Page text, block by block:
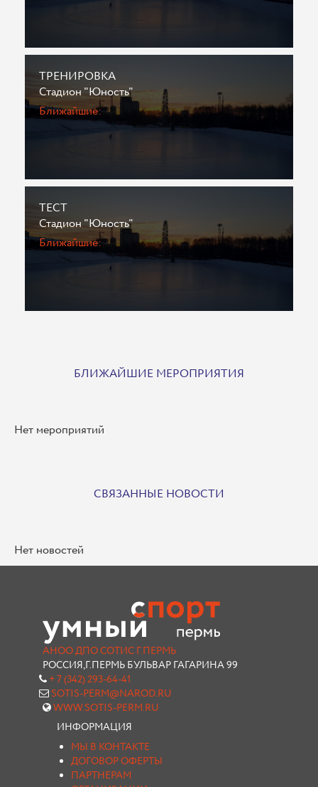
ТРЕНИРОВКА
Стадион "Юность"
Ближайшие:
ТЕСТ
Стадион "Юность"
Ближайшие:
БЛИЖАЙШИЕ МЕРОПРИЯТИЯ
Нет мероприятий
СВЯЗАННЫЕ НОВОСТИ
Нет новостей
АНОО ДПО СОТИС Г.ПЕРМЬ
РОССИЯ,Г.ПЕРМЬ БУЛЬВАР ГАГАРИНА 99
+ 7 (342) 293-64-41
SOTIS-PERM@NAROD.RU
WWW.SOTIS-PERM.RU
ИНФОРМАЦИЯ
МЫ В КОНТАКТЕ
ДОГОВОР ОФЕРТЫ
ПАРТНЕРАМ